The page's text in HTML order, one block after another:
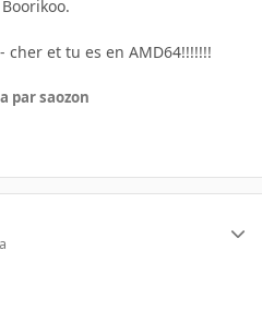
cher et tu es en AMD64!!!!!!!
par saozon